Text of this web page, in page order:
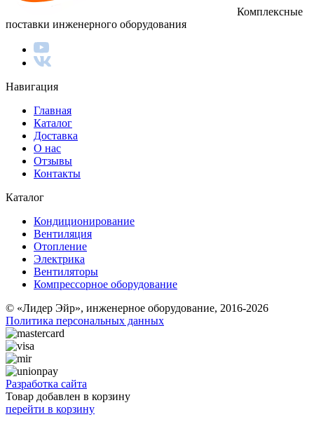
Комплексные
поставки инженерного оборудования
Навигация
Главная
Каталог
Доставка
О нас
Отзывы
Контакты
Каталог
Кондиционирование
Вентиляция
Отопление
Электрика
Вентиляторы
Компрессорное оборудование
© «Лидер Эйр», инженерное оборудование, 2016-2026
Политика персональных данных
Разработка сайта
Товар добавлен в корзину
перейти в корзину